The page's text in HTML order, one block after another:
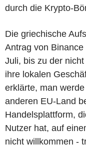
durch die Krypto-
Die griechische
Antrag von
Juli, bis zu der
ihre lokalen
erklärte, man
anderen EU-Land
Handelsplattform,
Nutzer hat, auf
nicht willkommen -